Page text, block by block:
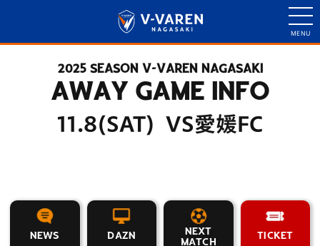
2025 SEASON V-VAREN NAGASAKI
AWAY GAME INFO
11.8(SAT) VS愛媛FC
NEWS DAZN
NEXT
MATCH
TICKET